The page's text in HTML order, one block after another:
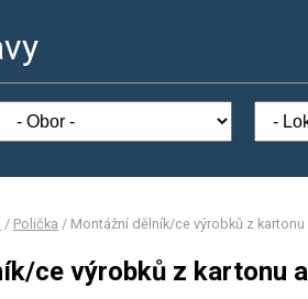
/ Polička / Montážní dělník/ce výrobků z
ce výrobků z kartonu